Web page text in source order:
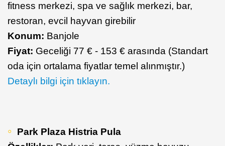
fitness merkezi, spa ve sağlık merkezi, bar,
restoran, evcil hayvan girebilir
Konum: Banjole
Fiyat: Geceliği 77 € - 153 € arasında (Standart
oda için ortalama fiyatlar temel alınmıştır.)
Detaylı bilgi için tıklayın.
Park Plaza Histria Pula